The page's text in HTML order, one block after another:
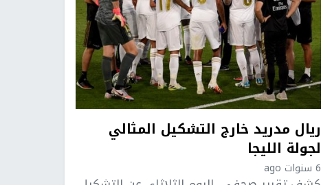
ريال مدريد خارج التشكيل المثالي
لجولة الليجا
6 سنوات ago